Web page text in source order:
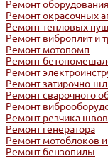
Ремонт оборудования
Ремонт окрасочных
Ремонт тепловых
Ремонт виброплит и
Ремонт мотопомп
Ремонт
Ремонт
Ремонт затирочно-
Ремонт сварочного
Ремонт
Ремонт резчика швов
Ремонт генератора
Ремонт мотоблоков и
Ремонт бензопилы